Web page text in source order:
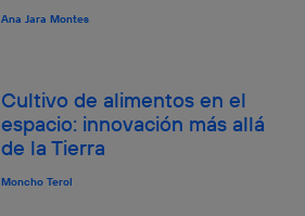
Ana Jara Montes
Cultivo de alimentos en el
espacio: innovación más allá
de la Tierra
Moncho Terol